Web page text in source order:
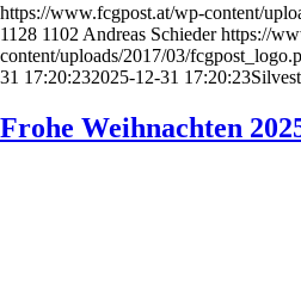
https://www.fcgpost.at/wp-content/
1128 1102 Andreas Schieder https://
content/uploads/2017/03/
31 17:20:232025-12-31 17:20:23
Frohe Weihnachten